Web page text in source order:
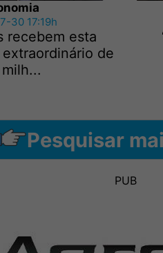
30 17:19h
recebem esta
de
Pesquisar
PUB